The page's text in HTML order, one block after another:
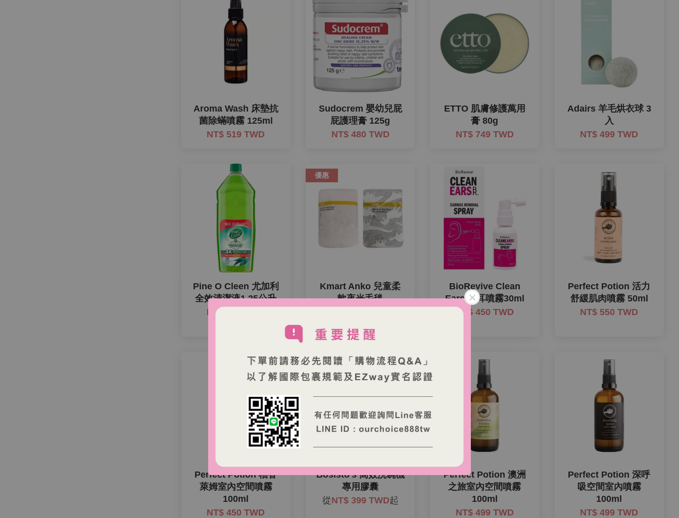
Aroma Wash 床墊抗
菌除蟎噴霧 125ml
NT$ 519 TWD
Sudocrem 嬰幼兒屁
屁護理膏 125g
NT$ 480 TWD
ETTO 肌膚修護萬用
膏 80g
NT$ 749 TWD
Adairs 羊毛烘衣球 3
入
NT$ 499 TWD
Pine O Cleen 尤加利
全效清潔液1.25公升
NT$ 490 TWD
優惠
Kmart Anko 兒童柔
軟夜光毛毯
BioRevive Clean
Ears 潔耳噴霧30ml
NT$ 450 TWD
Perfect Potion 活力
舒緩肌肉噴霧 50ml
NT$ 550 TWD
Perfect Potion 柚香
萊姆室內空間噴霧
100ml
NT$ 450 TWD
Bosisto's 高效洗碗機
專用膠囊
從NT$ 399 TWD起
Perfect Potion 澳洲
之旅室內空間噴霧
100ml
NT$ 499 TWD
Perfect Potion 深呼
吸空間室內噴霧
100ml
NT$ 499 TWD